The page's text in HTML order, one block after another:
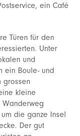
ein Café
Türen für den
Unter
und
ein Boule- und
grossen
kleine
Wanderweg
die ganze Insel
Der gut